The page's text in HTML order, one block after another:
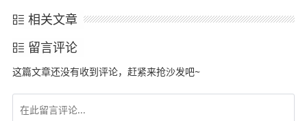
相关文章
留言评论
这篇文章还没有收到评论，赶紧来抢沙发吧~